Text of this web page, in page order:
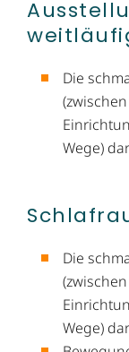
Die
Wege)
Die
Wege)